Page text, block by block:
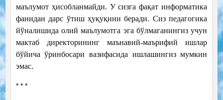
маълумот ҳисобланмайди. У сизга фақат информатика
фанидан дарс ўтиш ҳуқуқини беради. Сиз педагогика
йўналишида олий маълумотга эга бўлмаганингиз учун
мактаб директорининг маънавий-маърифий ишлар
бўйича ўринбосари вазифасида ишлашингиз мумкин
эмас.
* * *